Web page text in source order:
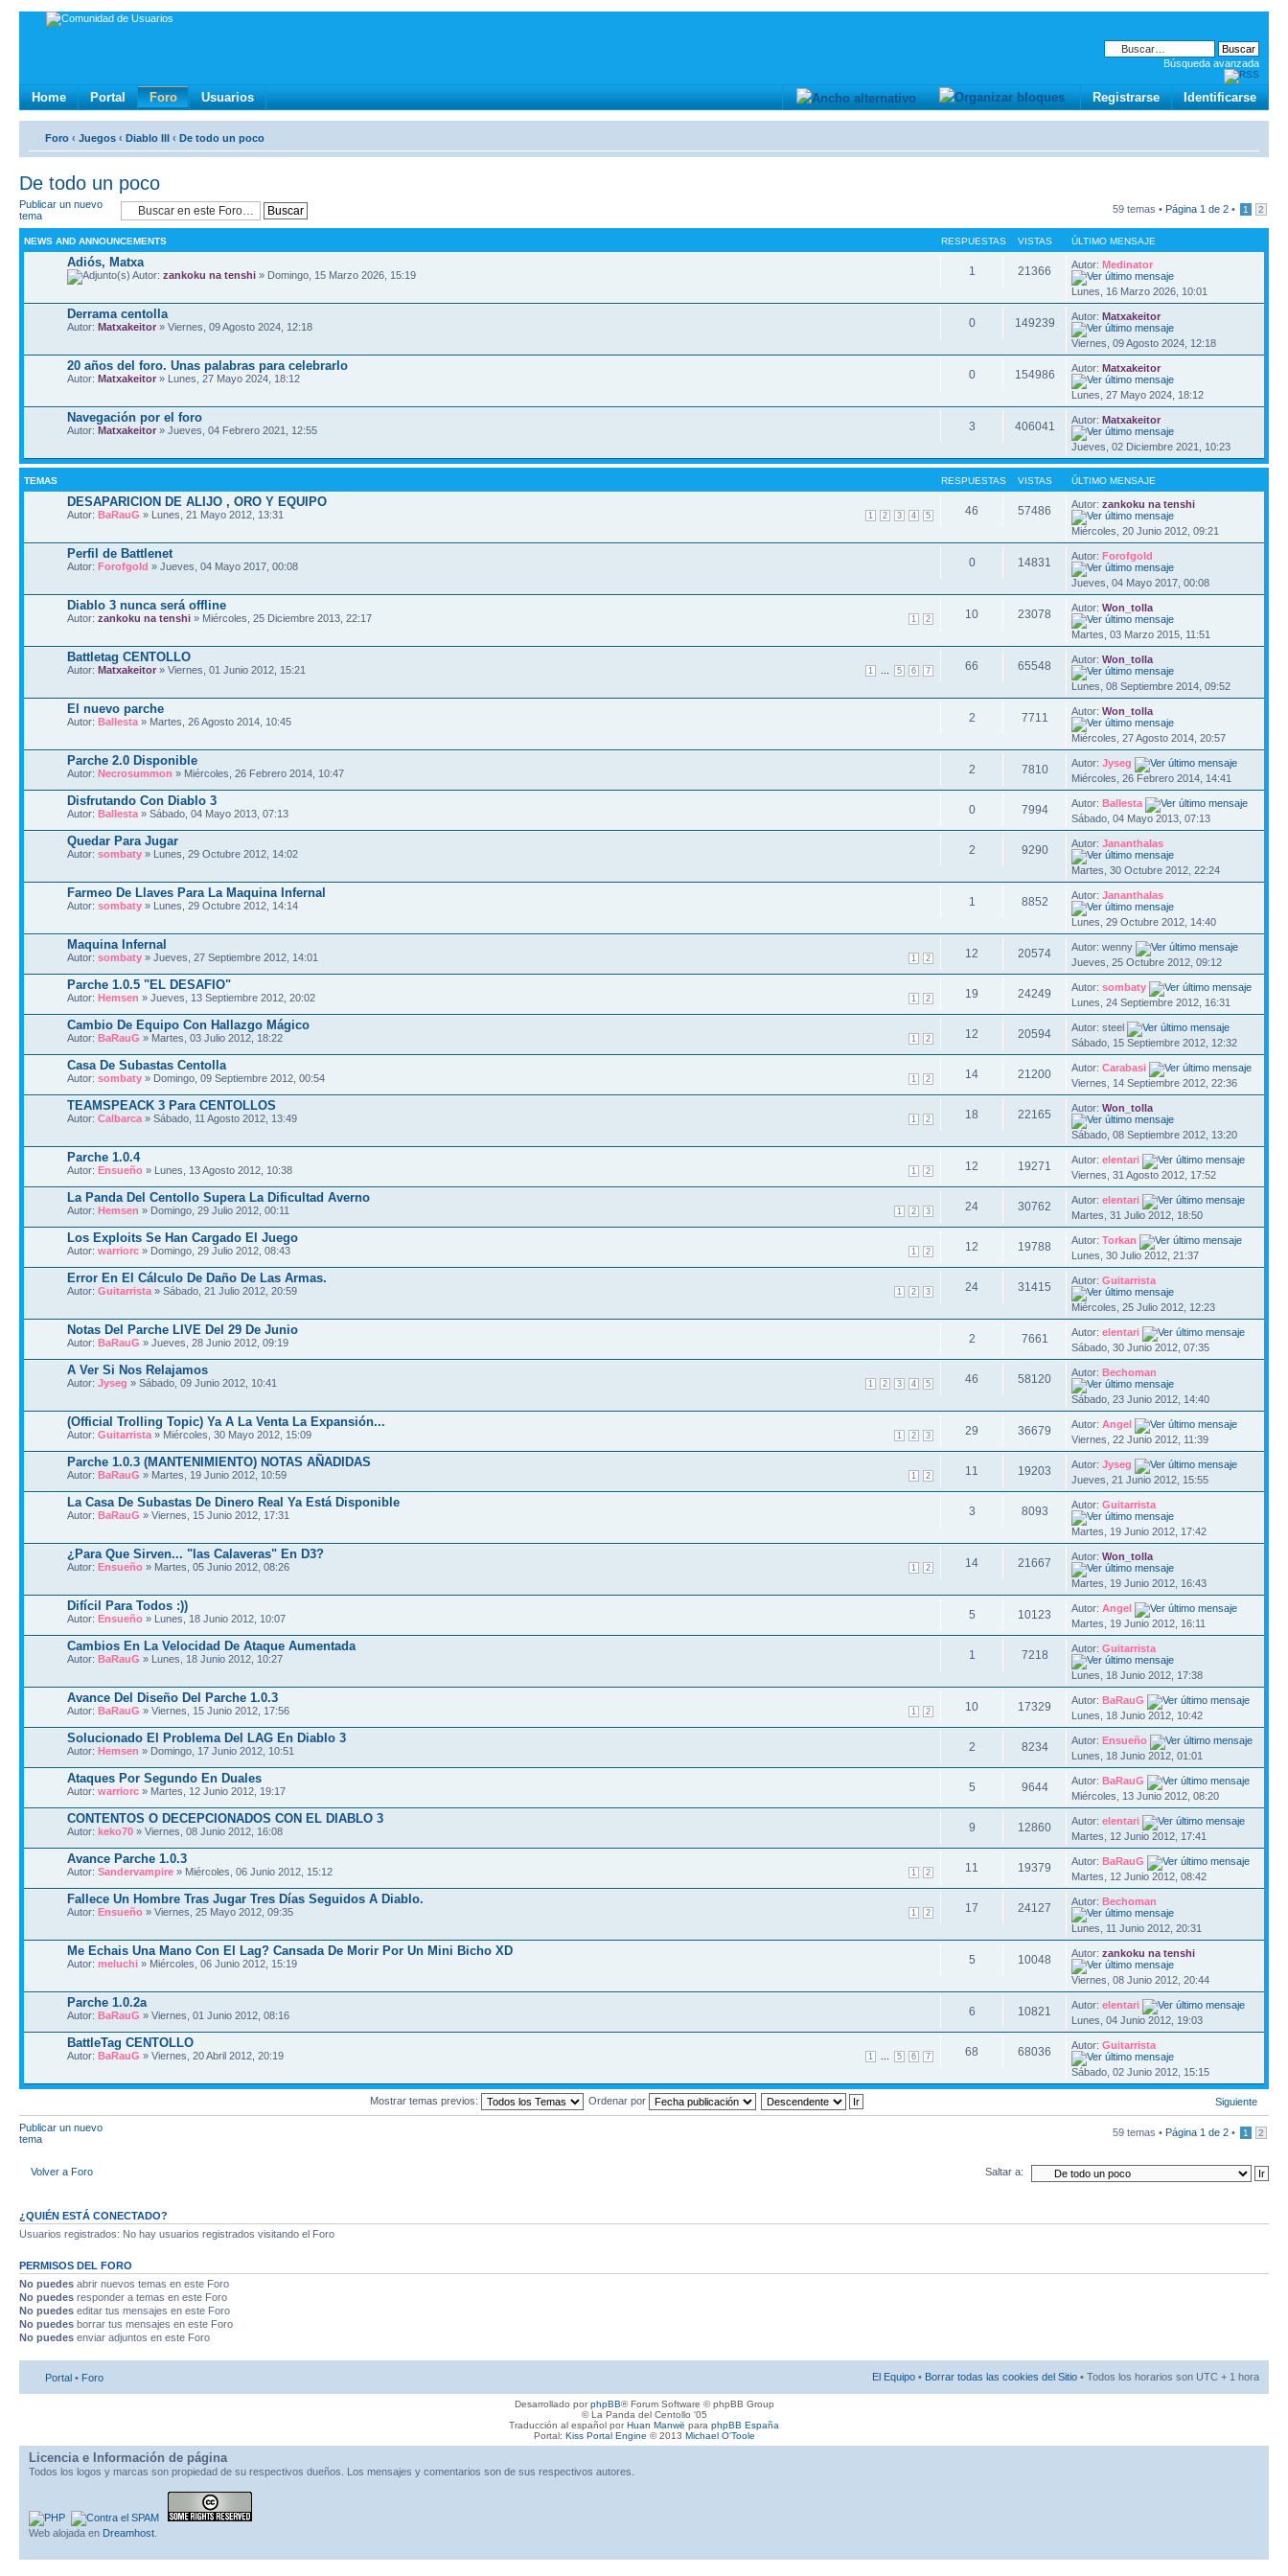
Búsqueda avanzada
Home Portal Foro Usuarios Identificarse
Registrarse
Foro ‹ Juegos ‹ Diablo III ‹ De todo un poco
De todo un poco
Publicar un nuevo
tema
59 temas • Página 1 de 2 • 1 2
NEWS AND ANNOUNCEMENTS RESPUESTAS VISTAS ÚLTIMO MENSAJE
Adiós, Matxa
Autor: zankoku na tenshi » Domingo, 15 Marzo 2026, 15:19 1 21366 Autor:Medinator
Lunes, 16 Marzo 2026, 10:01
Derrama centolla
Autor: Matxakeitor » Viernes, 09 Agosto 2024, 12:18 0 149239 Autor:Matxakeitor
Viernes, 09 Agosto 2024, 12:18
20 años del foro. Unas palabras para celebrarlo
Autor: Matxakeitor » Lunes, 27 Mayo 2024, 18:12 0 154986 Autor:Matxakeitor
Lunes, 27 Mayo 2024, 18:12
Navegación por el foro
Autor: Matxakeitor » Jueves, 04 Febrero 2021, 12:55 3 406041 Autor:Matxakeitor
Jueves, 02 Diciembre 2021, 10:23
TEMAS RESPUESTAS VISTAS ÚLTIMO MENSAJE
DESAPARICION DE ALIJO , ORO Y EQUIPO
1 2 3 4 5
Autor: BaRauG » Lunes, 21 Mayo 2012, 13:31 46 57486 Autor:zankoku na tenshi
Miércoles, 20 Junio 2012, 09:21
Perfil de Battlenet
Autor: Forofgold » Jueves, 04 Mayo 2017, 00:08 0 14831 Autor:Forofgold
Jueves, 04 Mayo 2017, 00:08
Diablo 3 nunca será offline
1 2
Autor: zankoku na tenshi » Miércoles, 25 Diciembre 2013, 22:17 10 23078 Autor:Won_tolla
Martes, 03 Marzo 2015, 11:51
Battletag CENTOLLO
1 5 6 7
Autor: Matxakeitor » Viernes, 01 Junio 2012, 15:21 66 65548 Autor:Won_tolla
Lunes, 08 Septiembre 2014, 09:52
El nuevo parche
Autor: Ballesta » Martes, 26 Agosto 2014, 10:45 2 7711 Autor:Won_tolla
Miércoles, 27 Agosto 2014, 20:57
Parche 2.0 Disponible
Autor: Necrosummon » Miércoles, 26 Febrero 2014, 10:47 2 7810 Autor:Jyseg
Miércoles, 26 Febrero 2014, 14:41
Disfrutando Con Diablo 3
Autor: Ballesta » Sábado, 04 Mayo 2013, 07:13 0 7994 Autor:Ballesta
Sábado, 04 Mayo 2013, 07:13
Quedar Para Jugar
Autor: sombaty » Lunes, 29 Octubre 2012, 14:02 2 9290 Autor:Jananthalas
Martes, 30 Octubre 2012, 22:24
Farmeo De Llaves Para La Maquina Infernal
Autor: sombaty » Lunes, 29 Octubre 2012, 14:14 1 8852 Autor:Jananthalas
Lunes, 29 Octubre 2012, 14:40
Maquina Infernal
1 2
Autor: sombaty » Jueves, 27 Septiembre 2012, 14:01 12 20574
Autor: wenny
Jueves, 25 Octubre 2012, 09:12
Parche 1.0.5 "EL DESAFIO"
1 2
Autor: Hemsen » Jueves, 13 Septiembre 2012, 20:02 19 24249 Autor:sombaty
Lunes, 24 Septiembre 2012, 16:31
Cambio De Equipo Con Hallazgo Mágico
1 2
Autor: BaRauG » Martes, 03 Julio 2012, 18:22 12 20594
Autor: steel
Sábado, 15 Septiembre 2012, 12:32
Casa De Subastas Centolla
1 2
Autor: sombaty » Domingo, 09 Septiembre 2012, 00:54 14 21200 Autor:Carabasi
Viernes, 14 Septiembre 2012, 22:36
TEAMSPEACK 3 Para CENTOLLOS
1 2
Autor: Calbarca » Sábado, 11 Agosto 2012, 13:49 18 22165 Autor:Won_tolla
Sábado, 08 Septiembre 2012, 13:20
Parche 1.0.4
1 2
Autor: Ensueño » Lunes, 13 Agosto 2012, 10:38 12 19271 Autor:elentari
Viernes, 31 Agosto 2012, 17:52
La Panda Del Centollo Supera La Dificultad Averno
1 2 3
Autor: Hemsen » Domingo, 29 Julio 2012, 00:11 24 30762 Autor:elentari
Martes, 31 Julio 2012, 18:50
Los Exploits Se Han Cargado El Juego
1 2
Autor: warriorc » Domingo, 29 Julio 2012, 08:43 12 19788 Autor:Torkan
Lunes, 30 Julio 2012, 21:37
Error En El Cálculo De Daño De Las Armas.
1 2 3
Autor: Guitarrista » Sábado, 21 Julio 2012, 20:59 24 31415 Autor:Guitarrista
Miércoles, 25 Julio 2012, 12:23
Notas Del Parche LIVE Del 29 De Junio
Autor: BaRauG » Jueves, 28 Junio 2012, 09:19 2 7661 Autor:elentari
Sábado, 30 Junio 2012, 07:35
A Ver Si Nos Relajamos
1 2 3 4 5
Autor: Jyseg » Sábado, 09 Junio 2012, 10:41 46 58120 Autor:Bechoman
Sábado, 23 Junio 2012, 14:40
(Official Trolling Topic) Ya A La Venta La Expansión...
1 2 3
Autor: Guitarrista » Miércoles, 30 Mayo 2012, 15:09 29 36679 Autor:Angel
Viernes, 22 Junio 2012, 11:39
Parche 1.0.3 (MANTENIMIENTO) NOTAS AÑADIDAS
1 2
Autor: BaRauG » Martes, 19 Junio 2012, 10:59 11 19203 Autor:Jyseg
Jueves, 21 Junio 2012, 15:55
La Casa De Subastas De Dinero Real Ya Está Disponible
Autor: BaRauG » Viernes, 15 Junio 2012, 17:31 3 8093 Autor:Guitarrista
Martes, 19 Junio 2012, 17:42
¿Para Que Sirven... "las Calaveras" En D3?
1 2
Autor: Ensueño » Martes, 05 Junio 2012, 08:26 14 21667 Autor:Won_tolla
Martes, 19 Junio 2012, 16:43
Difícil Para Todos :))
Autor: Ensueño » Lunes, 18 Junio 2012, 10:07 5 10123 Autor:Angel
Martes, 19 Junio 2012, 16:11
Cambios En La Velocidad De Ataque Aumentada
Autor: BaRauG » Lunes, 18 Junio 2012, 10:27 1 7218 Autor:Guitarrista
Lunes, 18 Junio 2012, 17:38
Avance Del Diseño Del Parche 1.0.3
1 2
Autor: BaRauG » Viernes, 15 Junio 2012, 17:56 10 17329 Autor:BaRauG
Lunes, 18 Junio 2012, 10:42
Solucionado El Problema Del LAG En Diablo 3
Autor: Hemsen » Domingo, 17 Junio 2012, 10:51 2 8234 Autor:Ensueño
Lunes, 18 Junio 2012, 01:01
Ataques Por Segundo En Duales
Autor: warriorc » Martes, 12 Junio 2012, 19:17 5 9644 Autor:BaRauG
Miércoles, 13 Junio 2012, 08:20
CONTENTOS O DECEPCIONADOS CON EL DIABLO 3
Autor: keko70 » Viernes, 08 Junio 2012, 16:08 9 12860 Autor:elentari
Martes, 12 Junio 2012, 17:41
Avance Parche 1.0.3
1 2
Autor: Sandervampire » Miércoles, 06 Junio 2012, 15:12 11 19379 Autor:BaRauG
Martes, 12 Junio 2012, 08:42
Fallece Un Hombre Tras Jugar Tres Días Seguidos A Diablo.
1 2
Autor: Ensueño » Viernes, 25 Mayo 2012, 09:35 17 24127 Autor:Bechoman
Lunes, 11 Junio 2012, 20:31
Me Echais Una Mano Con El Lag? Cansada De Morir Por Un Mini Bicho XD
Autor: meluchi » Miércoles, 06 Junio 2012, 15:19 5 10048 Autor:zankoku na tenshi
Viernes, 08 Junio 2012, 20:44
Parche 1.0.2a
Autor: BaRauG » Viernes, 01 Junio 2012, 08:16 6 10821 Autor:elentari
Lunes, 04 Junio 2012, 19:03
BattleTag CENTOLLO
1 5 6 7
Autor: BaRauG » Viernes, 20 Abril 2012, 20:19 68 68036 Autor:Guitarrista
Sábado, 02 Junio 2012, 15:15
Siguiente
Mostrar temas previos: Ordenar por
Publicar un nuevo
tema
59 temas • Página 1 de 2 • 1 2
Volver a Foro Saltar a:
¿QUIÉN ESTÁ CONECTADO?
Usuarios registrados: No hay usuarios registrados visitando el Foro
PERMISOS DEL FORO
No puedes abrir nuevos temas en este Foro
No puedes responder a temas en este Foro
No puedes editar tus mensajes en este Foro
No puedes borrar tus mensajes en este Foro
No puedes enviar adjuntos en este Foro
Portal • Foro El Equipo • Borrar todas las cookies del Sitio • Todos los horarios son UTC + 1 hora
Desarrollado porphpBB® Forum Software © phpBB Group
© La Panda del Centollo '05
Traducción al español porHuan Manwë para phpBB España
Portal: Kiss Portal Engine © 2013 Michael O'Toole
Licencia e Información de página
Todos los logos y marcas son propiedad de su respectivos dueños. Los mensajes y comentarios son de sus respectivos autores.
Web alojada en Dreamhost